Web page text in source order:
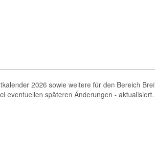
2026 sowie weitere für den Bereich
eventuellen späteren Änderungen - aktualisiert.